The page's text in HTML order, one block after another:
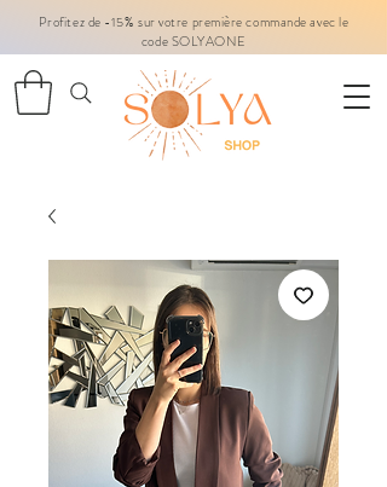
Profitez de -15% sur votre première commande avec le
code SOLYAONE